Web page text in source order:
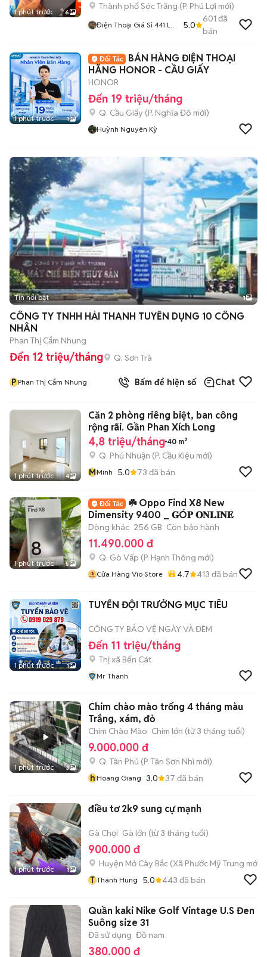
1 phút trước 6
Thành phố Sóc Trăng (P. Phú Lợi mới)
Điện Thoại Giá Sỉ 441 Lê
5.0
601 đã
bán
1 phút trước 1
BÁN HÀNG ĐIỆN THOẠI
HÃNG HONOR - CẦU GIẤY
HONOR
Đến 19 triệu/tháng
Q. Cầu Giấy (P. Nghĩa Đô mới)
Huỳnh Nguyên Kỳ
Tin nổi bật 1
CÔNG TY TNHH HẢI THANH TUYỂN DỤNG 10 CÔNG
NHÂN
Phan Thị Cẩm Nhung
Đến 12 triệu/tháng Q. Sơn Trà
P Phan Thị Cẩm Nhung Bấm để hiện số Chat
1 phút trước 4
Căn 2 phòng riêng biệt, ban công
rộng rãi. Gần Phan Xích Long
4,8 triệu/tháng 40 m²
Q. Phú Nhuận (P. Cầu Kiệu mới)
MMinh 5.0 73 đã bán
1 phút trước 5
☘️ Oppo Find X8 New
Dimensity 9400 _ 𝐆Ó𝐏 𝐎𝐍𝐋𝐈𝐍𝐄
Dòng khác 256 GB Còn bảo hành
11.490.000 đ
Q. Gò Vấp (P. Hạnh Thông mới)
Cửa Hàng Vio Store 4.7 413 đã bán
1 phút trước 1
TUYỂN ĐỘI TRƯỞNG MỤC TIÊU
CÔNG TY BẢO VỆ NGÀY VÀ ĐÊM
Đến 11 triệu/tháng
Thị xã Bến Cát
Mr Thanh
1 phút trước 3
Chim chào mào trống 4 tháng màu
Trắng, xám, đỏ
Chim Chào Mào Chim lớn (từ 3 tháng tuổi)
9.000.000 đ
Q. Tân Phú (P. Tân Sơn Nhì mới)
hHoang Giang 3.0 37 đã bán
1 phút trước 1
điều tơ 2k9 sung cự mạnh
Gà Chọi Gà lớn (từ 3 tháng tuổi)
900.000 đ
Huyện Mỏ Cày Bắc (Xã Phước Mỹ Trung mới)
T Thanh Hung 5.0 443 đã bán
Quần kaki Nike Golf Vintage U.S Đen
Suông size 31
Đã sử dụng Đồ nam
380.000 đ